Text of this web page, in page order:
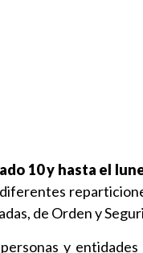
10 y hasta el
de Orden y
y